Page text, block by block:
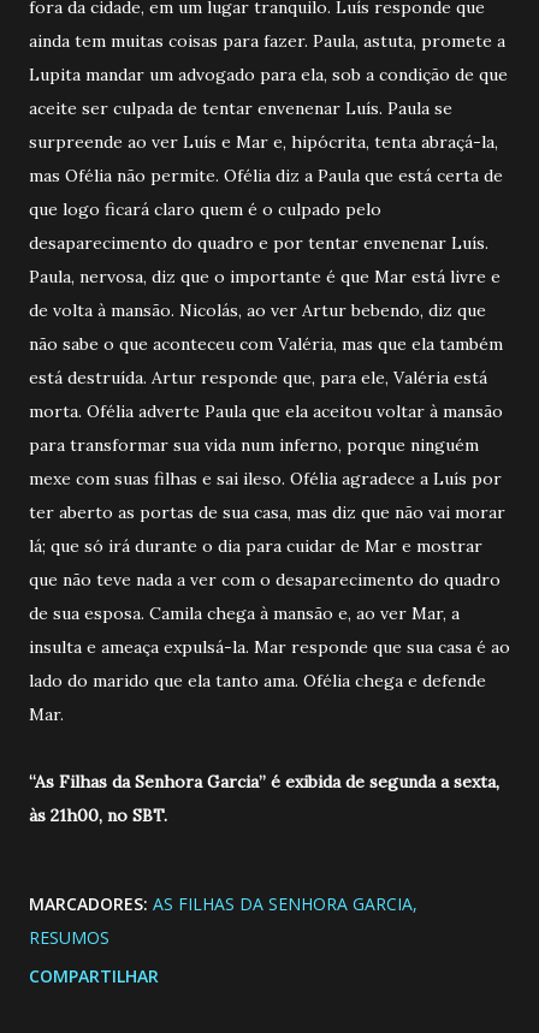
fora da cidade, em um lugar tranquilo. Luís responde que
ainda tem muitas coisas para fazer. Paula, astuta, promete a
Lupita mandar um advogado para ela, sob a condição de que
aceite ser culpada de tentar envenenar Luís. Paula se
surpreende ao ver Luís e Mar e, hipócrita, tenta abraçá-la,
mas Ofélia não permite. Ofélia diz a Paula que está certa de
que logo ficará claro quem é o culpado pelo
desaparecimento do quadro e por tentar envenenar Luís.
Paula, nervosa, diz que o importante é que Mar está livre e
de volta à mansão. Nicolás, ao ver Artur bebendo, diz que
não sabe o que aconteceu com Valéria, mas que ela também
está destruída. Artur responde que, para ele, Valéria está
morta. Ofélia adverte Paula que ela aceitou voltar à mansão
para transformar sua vida num inferno, porque ninguém
mexe com suas filhas e sai ileso. Ofélia agradece a Luís por
ter aberto as portas de sua casa, mas diz que não vai morar
lá; que só irá durante o dia para cuidar de Mar e mostrar
que não teve nada a ver com o desaparecimento do quadro
de sua esposa. Camila chega à mansão e, ao ver Mar, a
insulta e ameaça expulsá-la. Mar responde que sua casa é ao
lado do marido que ela tanto ama. Ofélia chega e defende
Mar.
“As Filhas da Senhora Garcia” é exibida de segunda a sexta,
às 21h00, no SBT.
MARCADORES: AS FILHAS DA SENHORA GARCIA
RESUMOS
COMPARTILHAR